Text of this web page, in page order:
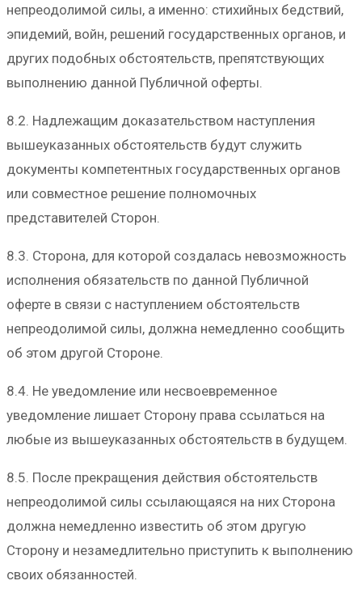
непреодолимой силы, а именно: стихийных бедствий,
эпидемий, войн, решений государственных органов, и
других подобных обстоятельств, препятствующих
выполнению данной Публичной оферты.
8.2. Надлежащим доказательством наступления
вышеуказанных обстоятельств будут служить
документы компетентных государственных органов
или совместное решение полномочных
представителей Сторон.
8.3. Сторона, для которой создалась невозможность
исполнения обязательств по данной Публичной
оферте в связи с наступлением обстоятельств
непреодолимой силы, должна немедленно сообщить
об этом другой Стороне.
8.4. Не уведомление или несвоевременное
уведомление лишает Сторону права ссылаться на
любые из вышеуказанных обстоятельств в будущем.
8.5. После прекращения действия обстоятельств
непреодолимой силы ссылающаяся на них Сторона
должна немедленно известить об этом другую
Сторону и незамедлительно приступить к выполнению
своих обязанностей.